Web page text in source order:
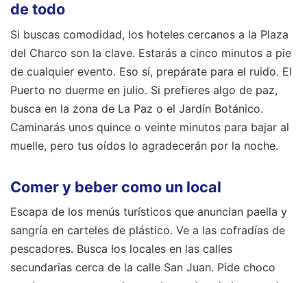
de todo
Si buscas comodidad, los hoteles cercanos a la Plaza
del Charco son la clave. Estarás a cinco minutos a pie
de cualquier evento. Eso sí, prepárate para el ruido. El
Puerto no duerme en julio. Si prefieres algo de paz,
busca en la zona de La Paz o el Jardín Botánico.
Caminarás unos quince o veinte minutos para bajar al
muelle, pero tus oídos lo agradecerán por la noche.
Comer y beber como un local
Escapa de los menús turísticos que anuncian paella y
sangría en carteles de plástico. Ve a las cofradías de
pescadores. Busca los locales en las calles
secundarias cerca de la calle San Juan. Pide choco